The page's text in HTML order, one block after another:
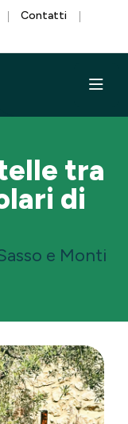
Contatti
tra
di
e Monti